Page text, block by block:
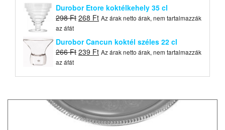
was:
288 Ft.259 Ft.
Durobor Etore koktélkehely 35 cl
298Ft Original
was:
298 Ft.
268 FtCurrent
268 Ft.
Az árak netto árak, nem tartalmazzák
az áfát
Durobor Cancun koktél széles 22 cl
266Ft Original
239 FtCurrent
Az árak netto árak, nem tartalmazzák
az áfát